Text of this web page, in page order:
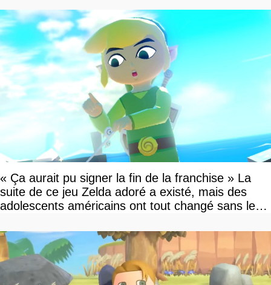
« Ça aurait pu signer la fin de la franchise » La
suite de ce jeu Zelda adoré a existé, mais des
adolescents américains ont tout changé sans le